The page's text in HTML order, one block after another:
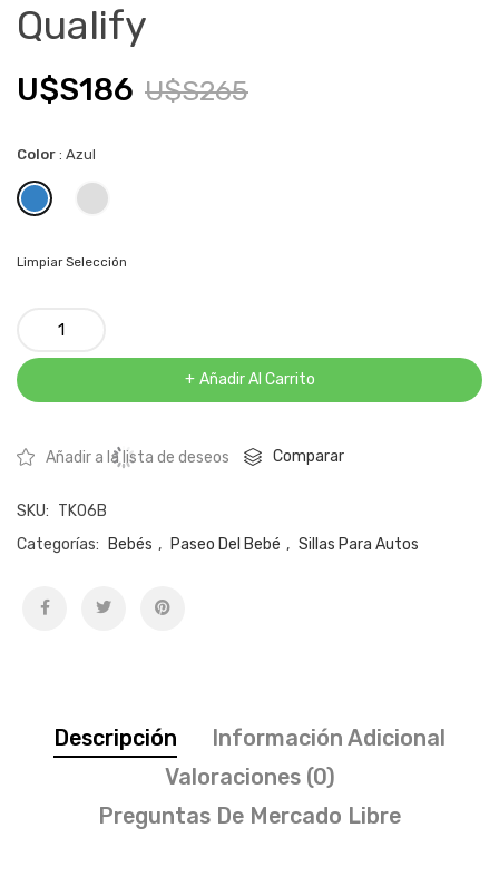
Qualify
U$S265
precio
original
U$S265.
U$S186
precio
actual
U$S186.
Color : Azul
Limpiar Selección
Auto
4
1
C/isofix
+
Añadir Al Carrito
Añadir a la lista de deseos Comparar
SKU: TK06B
Categorías:
Bebés , Paseo Del Bebé , Sillas Para Autos
Descripción
Información Adicional
Valoraciones (0)
Preguntas De Mercado Libre